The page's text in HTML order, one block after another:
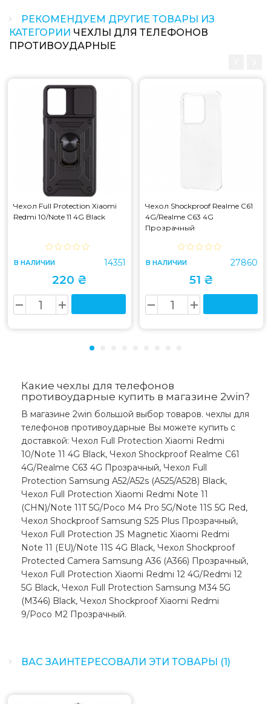
РЕКОМЕНДУЕМ ДРУГИЕ ТОВАРЫ ИЗ
КАТЕГОРИИ ЧЕХЛЫ ДЛЯ ТЕЛЕФОНОВ
ПРОТИВОУДАРНЫЕ
Чехол Full Protection Xiaomi
Redmi 10/Note 11 4G Black
В НАЛИЧИИ 14351
220 ₴
Чехол Shockproof Realme C61
4G/Realme C63 4G
Прозрачный
В НАЛИЧИИ 27860
51 ₴
Какие чехлы для телефонов
противоударные купить в магазине 2win?
В магазине 2win большой выбор товаров. чехлы для
телефонов противоударные Вы можете купить с
доставкой: Чехол Full Protection Xiaomi Redmi
10/Note 11 4G Black, Чехол Shockproof Realme C61
4G/Realme C63 4G Прозрачный, Чехол Full
Protection Samsung A52/A52s (A525/A528) Black,
Чехол Full Protection Xiaomi Redmi Note 11
(CHN)/Note 11T 5G/Poco M4 Pro 5G/Note 11S 5G Red,
Чехол Shockproof Samsung S25 Plus Прозрачный,
Чехол Full Protection JS Magnetic Xiaomi Redmi
Note 11 (EU)/Note 11S 4G Black, Чехол Shockproof
Protected Camera Samsung A36 (A366) Прозрачный,
Чехол Full Protection Xiaomi Redmi 12 4G/Redmi 12
5G Black, Чехол Full Protection Samsung M34 5G
(M346) Black, Чехол Shockproof Xiaomi Redmi
9/Poco M2 Прозрачный.
ВАС ЗАИНТЕРЕСОВАЛИ ЭТИ ТОВАРЫ (1)